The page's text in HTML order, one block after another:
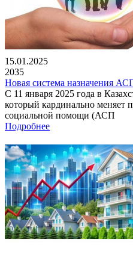
15.01.2025
2035
Новая система назначения
С 11 января 2025 года в
который кардинально меняет
социальной помощи (АСП
Подробнее